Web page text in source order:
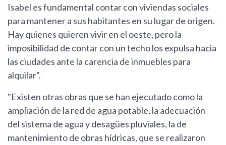
Isabel es fundamental contar con viviendas sociales
para mantener a sus habitantes en su lugar de origen.
Hay quienes quieren vivir en el oeste, pero la
imposibilidad de contar con un techo los expulsa hacia
las ciudades ante la carencia de inmuebles para
alquilar".
"Existen otras obras que se han ejecutado como la
ampliación de la red de agua potable, la adecuación
del sistema de agua y desagües pluviales, la de
mantenimiento de obras hídricas, que se realizaron